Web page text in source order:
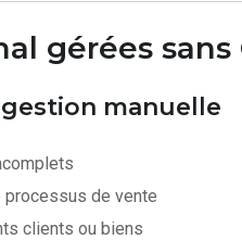
gérées
manuelle
de vente
clients ou biens